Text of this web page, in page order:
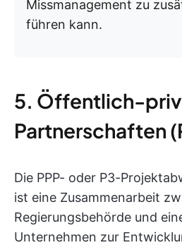
Missmanagement zu
führen kann.
5. Öffentlich-
Partnerschaften
Die PPP- oder P3-
ist eine Zusammenarbeit
Regierungsbehörde und
Unternehmen zur